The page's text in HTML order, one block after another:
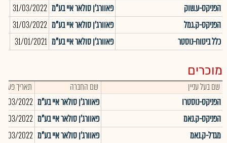
הפניקס-ע.שוק
פאוורג'ן סולאר איי בע"מ 31/03/2022
הפניקס-ק.גמל
פאוורג'ן סולאר איי בע"מ 31/03/2022
כלל ביטוח-נוסטר
פאוורג'ן סולאר איי בע"מ 31/01/2021
מוכרים
שם בעל עניין שם החברה
תאריך
הפניקס-נוסטרו
פאוורג'ן סולאר איי בע"מ 03/2022
הפניקס-ק.נאמ
פאוורג'ן סולאר איי בע"מ 03/2022
מגדל-ק.נאמ
פאוורג'ן סולאר איי בע"מ 03/2022